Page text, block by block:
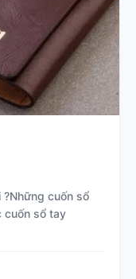
?Những cuốn sổ
cuốn sổ tay